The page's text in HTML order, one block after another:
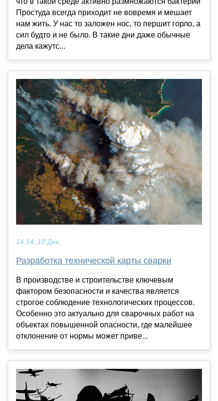
Простуда всегда приходит не вовремя и мешает
нам жить. У нас то заложен нос, то першит горло, а
сил будто и не было. В такие дни даже обычные
дела кажутс...
14:14, 10 Дек
Разработка технической карты сварки
В производстве и строительстве ключевым
фактором безопасности и качества является
строгое соблюдение технологических процессов.
Особенно это актуально для сварочных работ на
объектах повышенной опасности, где малейшее
отклонение от нормы может приве...